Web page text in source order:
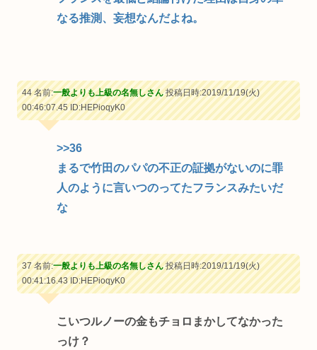
なる推測、妄想なんだよね。
44 名前:一般よりも上級の名無しさん投稿日時:2019/11/19(火)
00:46:07.45ID:HEPioqyK0
>>36
まるで竹田のパパの不正の証拠がないのに罪
人のように言いつのってたフランスみたいだ
な
37 名前:一般よりも上級の名無しさん投稿日時:2019/11/19(火)
00:41:16.43ID:HEPioqyK0
こいつルノーの金もチョロまかしてなかった
っけ？